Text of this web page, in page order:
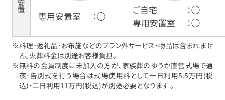
専用安置室 ：◯
ご自宅
：◯
専用安置室
：◯
※料理･返礼品･お布施などのプラン外サービス・物品は含まれませ
ん。火葬料金は別途お客様負担。
※無料の会員制度に未加入の方が､家族葬のゆうか直営式場で通
夜･告別式を行う場合は式場使用料として一日利用5.5万円(税
込)・二日利用11万円(税込)が別途必要となります 。